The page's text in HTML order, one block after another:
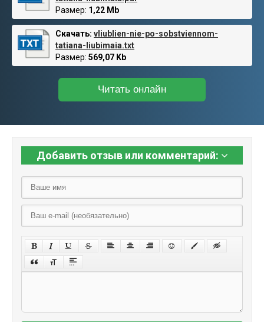
Размер: 1,22 Mb
Скачать: vliublien-nie-po-sobstviennom-
tatiana-liubimaia.txt
Размер: 569,07 Kb
Читать онлайн
Добавить отзыв или комментарий: